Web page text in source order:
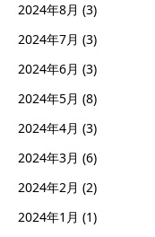
2024年8月 (3)
2024年7月 (3)
2024年6月 (3)
2024年5月 (8)
2024年4月 (3)
2024年3月 (6)
2024年2月 (2)
2024年1月 (1)